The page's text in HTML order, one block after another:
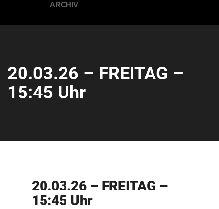
ARCHIV
20.03.26 – FREITAG –
15:45 Uhr
20.03.26 – FREITAG –
15:45 Uhr